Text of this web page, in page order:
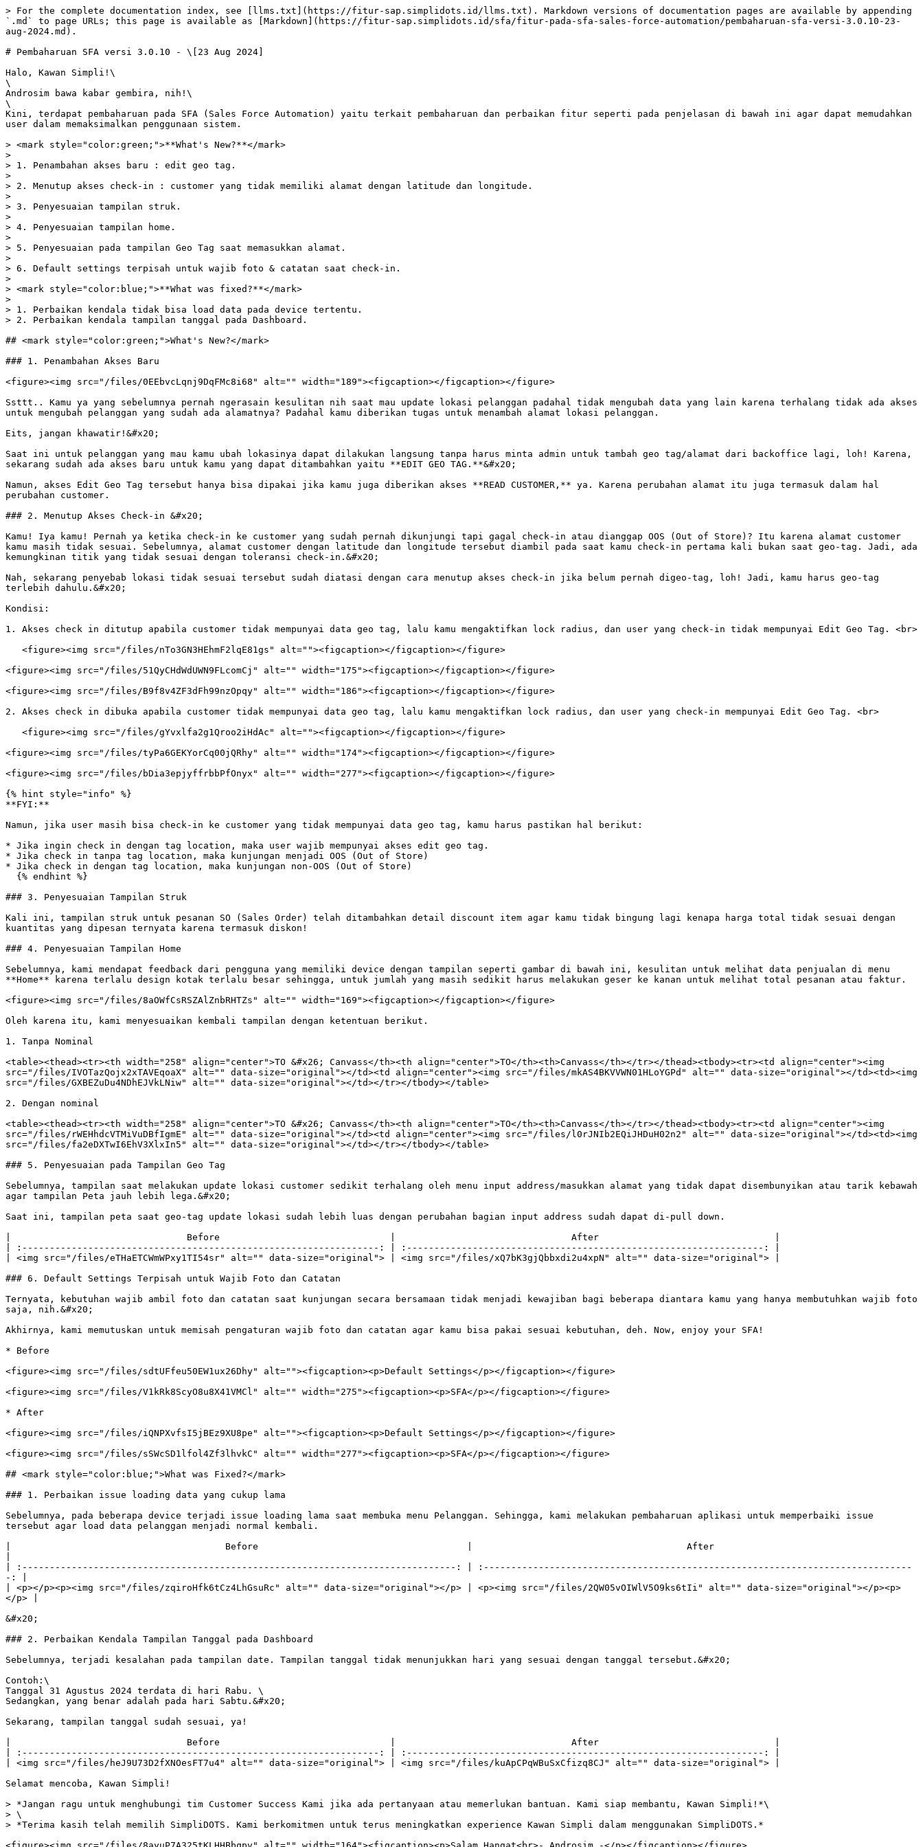
> For the complete documentation index, see [llms.txt](https://fitur-sap.simplidots.id/llms.txt). Markdown versions of documentation pages are available by appending
`.md` to page URLs; this page is available as [Markdown](https://fitur-sap.simplidots.id/sfa/fitur-pada-sfa-sales-force-automation/pembaharuan-sfa-versi-3.0.10-23-
aug-2024.md).
# Pembaharuan SFA versi 3.0.10 - \[23 Aug 2024]
Halo, Kawan Simpli!\
\
Androsim bawa kabar gembira, nih!\
\
Kini, terdapat pembaharuan pada SFA (Sales Force Automation) yaitu terkait pembaharuan dan perbaikan fitur seperti pada penjelasan di bawah ini agar dapat memudahkan
user dalam memaksimalkan penggunaan sistem.
> <mark style="color:green;">**What's New?**</mark>
>
> 1. Penambahan akses baru : edit geo tag.
>
> 2. Menutup akses check-in : customer yang tidak memiliki alamat dengan latitude dan longitude.
>
> 3. Penyesuaian tampilan struk.
>
> 4. Penyesuaian tampilan home.
>
> 5. Penyesuaian pada tampilan Geo Tag saat memasukkan alamat.
>
> 6. Default settings terpisah untuk wajib foto & catatan saat check-in.
>
> <mark style="color:blue;">**What was fixed?**</mark>
>
> 1. Perbaikan kendala tidak bisa load data pada device tertentu.
> 2. Perbaikan kendala tampilan tanggal pada Dashboard.
## <mark style="color:green;">What's New?</mark>
### 1. Penambahan Akses Baru
<figure><img src="/files/0EEbvcLqnj9DqFMc8i68" alt="" width="189"><figcaption></figcaption></figure>
Ssttt.. Kamu ya yang sebelumnya pernah ngerasain kesulitan nih saat mau update lokasi pelanggan padahal tidak mengubah data yang lain karena terhalang tidak ada akses
untuk mengubah pelanggan yang sudah ada alamatnya? Padahal kamu diberikan tugas untuk menambah alamat lokasi pelanggan.
Eits, jangan khawatir!&#x20;
Saat ini untuk pelanggan yang mau kamu ubah lokasinya dapat dilakukan langsung tanpa harus minta admin untuk tambah geo tag/alamat dari backoffice lagi, loh! Karena,
sekarang sudah ada akses baru untuk kamu yang dapat ditambahkan yaitu **EDIT GEO TAG.**&#x20;
Namun, akses Edit Geo Tag tersebut hanya bisa dipakai jika kamu juga diberikan akses **READ CUSTOMER,** ya. Karena perubahan alamat itu juga termasuk dalam hal
perubahan customer.
### 2. Menutup Akses Check-in &#x20;
Kamu! Iya kamu! Pernah ya ketika check-in ke customer yang sudah pernah dikunjungi tapi gagal check-in atau dianggap OOS (Out of Store)? Itu karena alamat customer
kamu masih tidak sesuai. Sebelumnya, alamat customer dengan latitude dan longitude tersebut diambil pada saat kamu check-in pertama kali bukan saat geo-tag. Jadi, ada
kemungkinan titik yang tidak sesuai dengan toleransi check-in.&#x20;
Nah, sekarang penyebab lokasi tidak sesuai tersebut sudah diatasi dengan cara menutup akses check-in jika belum pernah digeo-tag, loh! Jadi, kamu harus geo-tag
terlebih dahulu.&#x20;
Kondisi:
1. Akses check in ditutup apabila customer tidak mempunyai data geo tag, lalu kamu mengaktifkan lock radius, dan user yang check-in tidak mempunyai Edit Geo Tag. <br>
<figure><img src="/files/51QyCHdWdUWN9FLcomCj" alt="" width="175"><figcaption></figcaption></figure>
<figure><img src="/files/B9f8v4ZF3dFh99nzOpqy" alt="" width="186"><figcaption></figcaption></figure>
2. Akses check in dibuka apabila customer tidak mempunyai data geo tag, lalu kamu mengaktifkan lock radius, dan user yang check-in mempunyai Edit Geo Tag. <br>
<figure><img src="/files/tyPa6GEKYorCq00jQRhy" alt="" width="174"><figcaption></figcaption></figure>
<figure><img src="/files/bDia3epjyffrbbPfOnyx" alt="" width="277"><figcaption></figcaption></figure>
{% hint style="info" %}
**FYI:**
Namun, jika user masih bisa check-in ke customer yang tidak mempunyai data geo tag, kamu harus pastikan hal berikut:
* Jika ingin check in dengan tag location, maka user wajib mempunyai akses edit geo tag.
* Jika check in tanpa tag location, maka kunjungan menjadi OOS (Out of Store)
* Jika check in dengan tag location, maka kunjungan non-OOS (Out of Store)
### 3. Penyesuaian Tampilan Struk
Kali ini, tampilan struk untuk pesanan SO (Sales Order) telah ditambahkan detail discount item agar kamu tidak bingung lagi kenapa harga total tidak sesuai dengan
kuantitas yang dipesan ternyata karena termasuk diskon!
### 4. Penyesuaian Tampilan Home
Sebelumnya, kami mendapat feedback dari pengguna yang memiliki device dengan tampilan seperti gambar di bawah ini, kesulitan untuk melihat data penjualan di menu
**Home** karena terlalu design kotak terlalu besar sehingga, untuk jumlah yang masih sedikit harus melakukan geser ke kanan untuk melihat total pesanan atau faktur.
<figure><img src="/files/8aOWfCsRSZAlZnbRHTZs" alt="" width="169"><figcaption></figcaption></figure>
Oleh karena itu, kami menyesuaikan kembali tampilan dengan ketentuan berikut.
1. Tanpa Nominal
<table><thead><tr><th width="258" align="center">TO &#x26; Canvass</th><th align="center">TO</th><th>Canvass</th></tr></thead><tbody><tr><td align="center"><img
src="/files/IVOTazQojx2xTAVEqoaX" alt="" data-size="original"></td><td align="center"><img src="/files/mkAS4BKVVWN01HLoYGPd" alt="" data-size="original"></td><td><img
src="/files/GXBEZuDu4NDhEJVkLNiw" alt="" data-size="original"></td></tr></tbody></table>
2. Dengan nominal
<table><thead><tr><th width="258" align="center">TO &#x26; Canvass</th><th align="center">TO</th><th>Canvass</th></tr></thead><tbody><tr><td align="center"><img
src="/files/rWEHhdcVTMiVuDBfIgmE" alt="" data-size="original"></td><td align="center"><img src="/files/l0rJNIb2EQiJHDuH02n2" alt="" data-size="original"></td><td><img
src="/files/fa2eDXTwI6EhV3XlxIn5" alt="" data-size="original"></td></tr></tbody></table>
### 5. Penyesuaian pada Tampilan Geo Tag
Sebelumnya, tampilan saat melakukan update lokasi customer sedikit terhalang oleh menu input address/masukkan alamat yang tidak dapat disembunyikan atau tarik kebawah
agar tampilan Peta jauh lebih lega.&#x20;
Saat ini, tampilan peta saat geo-tag update lokasi sudah lebih luas dengan perubahan bagian input address sudah dapat di-pull down.
|                                Before                               |                                After                                |
| :-----------------------------------------------------------------: | :-----------------------------------------------------------------: |
| <img src="/files/eTHaETCWmWPxy1TI54sr" alt="" data-size="original"> | <img src="/files/xQ7bK3gjQbbxdi2u4xpN" alt="" data-size="original"> |
### 6. Default Settings Terpisah untuk Wajib Foto dan Catatan
Ternyata, kebutuhan wajib ambil foto dan catatan saat kunjungan secara bersamaan tidak menjadi kewajiban bagi beberapa diantara kamu yang hanya membutuhkan wajib foto
saja, nih.&#x20;
Akhirnya, kami memutuskan untuk memisah pengaturan wajib foto dan catatan agar kamu bisa pakai sesuai kebutuhan, deh. Now, enjoy your SFA!
* Before
<figure><img src="/files/sdtUFfeu50EW1ux26Dhy" alt=""><figcaption><p>Default Settings</p></figcaption></figure>
<figure><img src="/files/V1kRk8ScyO8u8X41VMCl" alt="" width="275"><figcaption><p>SFA</p></figcaption></figure>
* After
<figure><img src="/files/iQNPXvfsI5jBEz9XU8pe" alt=""><figcaption><p>Default Settings</p></figcaption></figure>
<figure><img src="/files/sSWcSD1lfol4Zf3lhvkC" alt="" width="277"><figcaption><p>SFA</p></figcaption></figure>
## <mark style="color:blue;">What was Fixed?</mark>
### 1. Perbaikan issue loading data yang cukup lama
Sebelumnya, pada beberapa device terjadi issue loading lama saat membuka menu Pelanggan. Sehingga, kami melakukan pembaharuan aplikasi untuk memperbaiki issue
tersebut agar load data pelanggan menjadi normal kembali.
|                                       Before                                      |                                       After
| :-------------------------------------------------------------------------------: | :------------------------------------------------------------------------------
-: |
| <p></p><p><img src="/files/zqiroHfk6tCz4LhGsuRc" alt="" data-size="original"></p> | <p><img src="/files/2QW05vOIWlV5O9ks6tIi" alt="" data-size="original"></p><p>
</p> |
&#x20;
### 2. Perbaikan Kendala Tampilan Tanggal pada Dashboard
Sebelumnya, terjadi kesalahan pada tampilan date. Tampilan tanggal tidak menunjukkan hari yang sesuai dengan tanggal tersebut.&#x20;
Contoh:\
Tanggal 31 Agustus 2024 terdata di hari Rabu. \
Sedangkan, yang benar adalah pada hari Sabtu.&#x20;
Sekarang, tampilan tanggal sudah sesuai, ya!
|                                Before                               |                                After                                |
| :-----------------------------------------------------------------: | :-----------------------------------------------------------------: |
| <img src="/files/heJ9U73D2fXNOesFT7u4" alt="" data-size="original"> | <img src="/files/kuApCPqWBuSxCfizq8CJ" alt="" data-size="original"> |
Selamat mencoba, Kawan Simpli!
> *Jangan ragu untuk menghubungi tim Customer Success Kami jika ada pertanyaan atau memerlukan bantuan. Kami siap membantu, Kawan Simpli!*\
> \
> *Terima kasih telah memilih SimpliDOTS. Kami berkomitmen untuk terus meningkatkan experience Kawan Simpli dalam menggunakan SimpliDOTS.*